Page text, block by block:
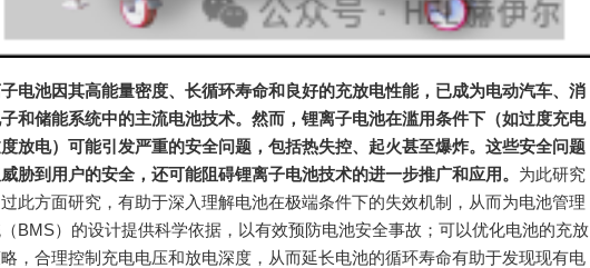
电池因其高能量密度、长循环寿命和良好的充放电性能，已成为电动汽车、消
和储能系统中的主流电池技术。然而，锂离子电池在滥用条件下（如过度充电
放电）可能引发严重的安全问题，包括热失控、起火甚至爆炸。这些安全问题
胁到用户的安全，还可能阻碍锂离子电池技术的进一步推广和应用。 为此研究
此方面研究，有助于深入理解电池在极端条件下的失效机制，从而为电池管理
BMS）的设计提供科学依据，以有效预防电池安全事故；可以优化电池的充放
，合理控制充电电压和放电深度，从而延长电池的循环寿命有助于发现现有电